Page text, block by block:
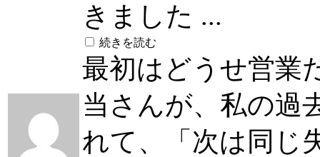
きました ...
続きを読む
最初はどうせ営業
当さんが、私の過
れて、「次は同じ